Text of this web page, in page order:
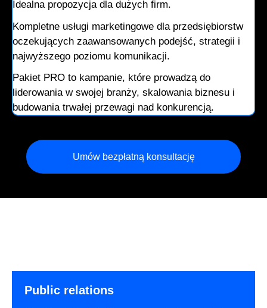
Idealna propozycja dla dużych firm.
Kompletne usługi marketingowe dla przedsiębiorstw
oczekujących zaawansowanych podejść, strategii i
najwyższego poziomu komunikacji.
Pakiet PRO to kampanie, które prowadzą do
liderowania w swojej branży, skalowania biznesu i
budowania trwałej przewagi nad konkurencją.
Umów bezpłatną konsultację
Public relations